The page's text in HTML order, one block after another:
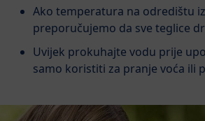
Ako temperatura na odredištu
preporučujemo da sve teglice
Uvijek prokuhajte vodu prije
samo koristiti za pranje voća ili